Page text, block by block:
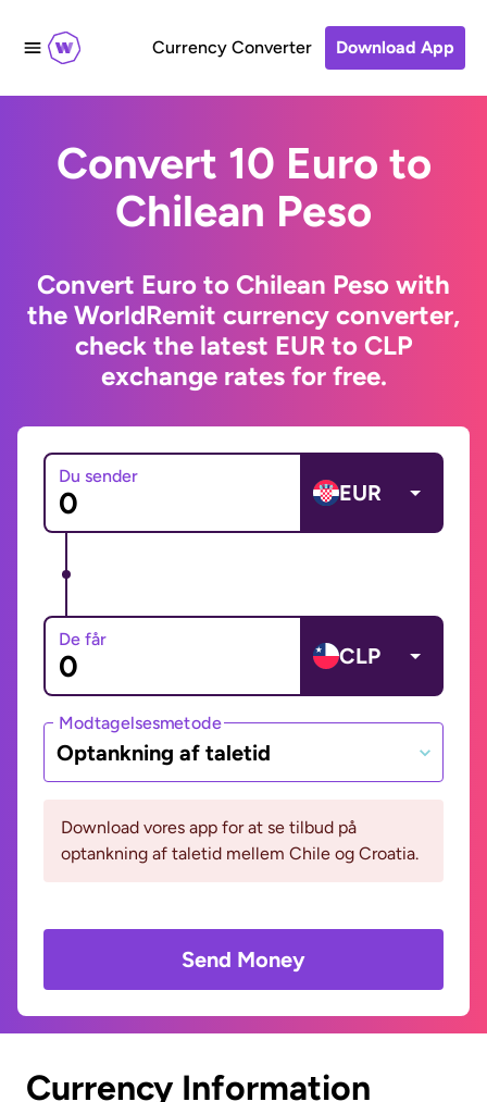
Currency Converter Download App
Convert 10 Euro to
Chilean Peso
Convert Euro to Chilean Peso with
the WorldRemit currency converter,
check the latest EUR to CLP
exchange rates for free.
Du sender
EUR
De får
CLP
Modtagelsesmetode
Optankning af taletid
Download vores app for at se tilbud på
optankning af taletid mellem Chile og Croatia.
Send Money
Currency Information